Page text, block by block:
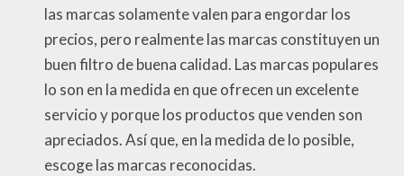
las marcas solamente valen para engordar los
precios, pero realmente las marcas constituyen un
buen filtro de buena calidad. Las marcas populares
lo son en la medida en que ofrecen un excelente
servicio y porque los productos que venden son
apreciados. Así que, en la medida de lo posible,
escoge las marcas reconocidas.